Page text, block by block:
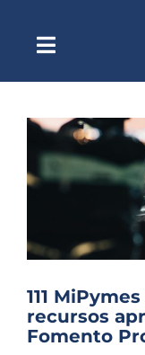
contenidoToggle
111
recursos
Fomento